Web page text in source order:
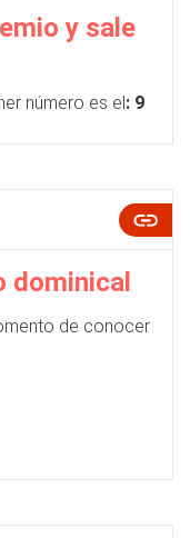
y sale
número es el: 9
dominical
de conocer